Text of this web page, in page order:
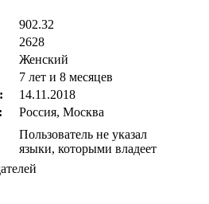
902.32
2628
Женский
7 лет и 8 месяцев
14.11.2018
Россия, Москва
Пользователь не указал
языки, которыми владеет